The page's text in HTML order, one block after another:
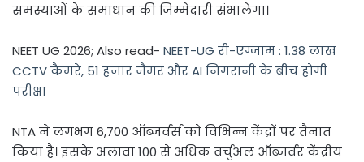
समस्याओं के समाधान की जिम्मेदारी संभालेगा।
NEET UG 2026; Also read- NEET-UG री-एग्जाम : 1.38 लाख
CCTV कैमरे, 51 हजार जैमर और AI निगरानी के बीच होगी
परीक्षा
NTA ने लगभग 6,700 ऑब्जर्वर्स को विभिन्न केंद्रों पर तैनात
किया है। इसके अलावा 100 से अधिक वर्चुअल ऑब्जर्वर केंद्रीय